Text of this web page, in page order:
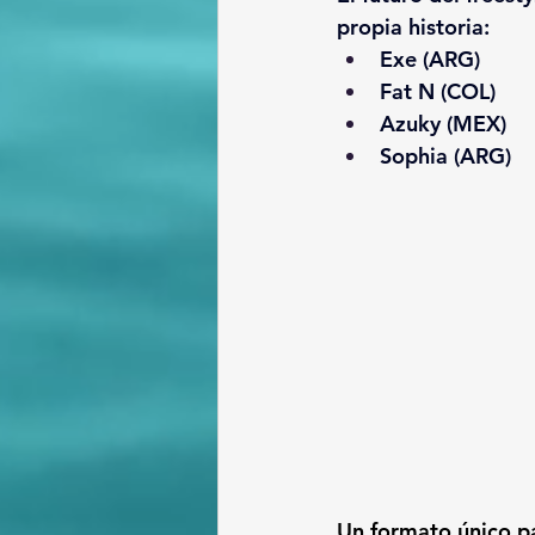
propia historia:
Exe (ARG)
Fat N (COL)
Azuky (MEX)
Sophia (ARG)